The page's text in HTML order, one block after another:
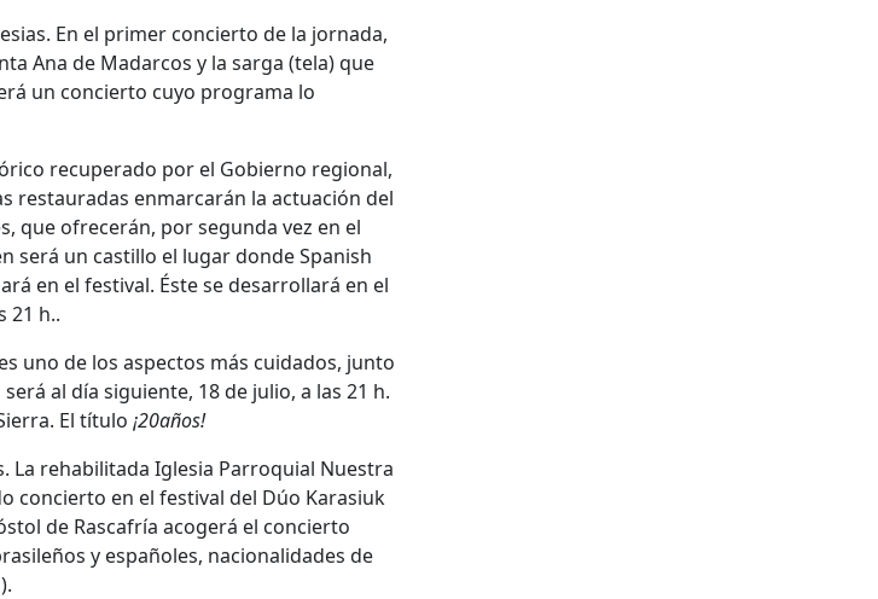
En el primer concierto de la jornada,
Ana de Madarcos y la sarga (tela) que
un concierto cuyo programa lo
recuperado por el Gobierno regional,
restauradas enmarcarán la actuación del
que ofrecerán, por segunda vez en el
será un castillo el lugar donde Spanish
en el festival. Éste se desarrollará en el
21 h..
uno de los aspectos más cuidados, junto
al día siguiente, 18 de julio, a las 21 h.
El título ¡20años!
La rehabilitada Iglesia Parroquial Nuestra
concierto en el festival del Dúo Karasiuk
de Rascafría acogerá el concierto
y españoles, nacionalidades de